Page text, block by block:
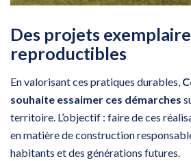
Des projets
reproductibles
En valorisant ces pratiques durables,
souhaite essaimer ces démarches
territoire. L’objectif : faire de ces
en matière de construction
habitants et des générations futures.